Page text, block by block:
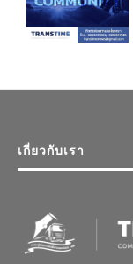
เกี่ยวกับเรา